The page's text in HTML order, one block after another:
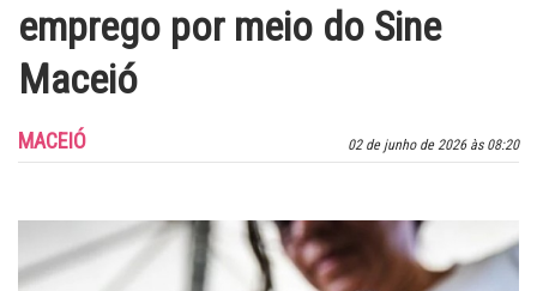
emprego por meio do Sine
Maceió
02 de junho de 2026 às 08:20
MACEIÓ